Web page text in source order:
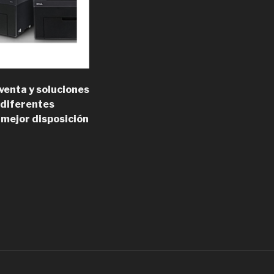
y soluciones
diferentes
disposición